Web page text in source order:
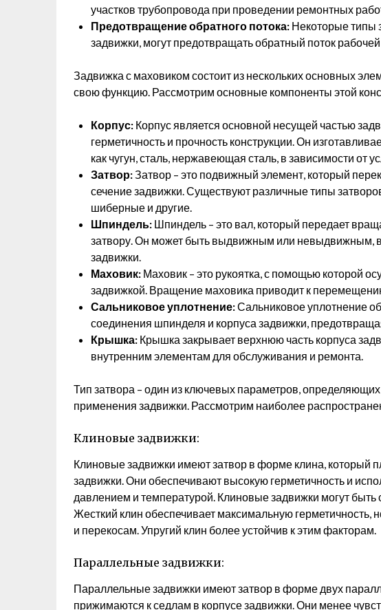
участков трубопровода при проведении ремонтных
Предотвращение обратного потока: Некоторые типы
задвижки, могут предотвращать обратный поток
Задвижка с маховиком состоит из нескольких основных
свою функцию. Рассмотрим основные компоненты этой
Корпус: Корпус является основной несущей частью
герметичность и прочность конструкции. Он
как чугун, сталь, нержавеющая сталь, в зависимости от
Затвор:Затвор – это подвижный элемент, который
сечение задвижки. Существуют различные типы
шиберные и другие.
Шпиндель: Шпиндель – это вал, который передает
затвору. Он может быть выдвижным или невыдвижным, в
задвижки.
Маховик: Маховик – это рукоятка, с помощью которой
задвижкой. Вращение маховика приводит к
Сальниковое уплотнение:Сальниковое уплотнение
соединения шпинделя и корпуса задвижки,
Крышка: Крышка закрывает верхнюю часть корпуса
внутренним элементам для обслуживания и ремонта.
Тип затвора – один из ключевых параметров, определяющих
применения задвижки. Рассмотрим наиболее
Клиновые задвижки:
Клиновые задвижки имеют затвор в форме клина, который
задвижки. Они обеспечивают высокую герметичность и
давлением и температурой. Клиновые задвижки могут быть
Жесткий клин обеспечивает максимальную герметичность,
и перекосам. Упругий клин более устойчив к этим факторам.
Параллельные задвижки:
Параллельные задвижки имеют затвор в форме двух
прижимаются к седлам в корпусе задвижки. Они менее